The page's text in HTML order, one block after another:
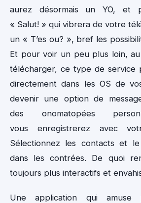
aurez désormais un YO, et
« Salut! » qui vibrera de votre
un « T’es ou? », bref les
Et pour voir un peu plus loin, au
télécharger, ce type de service
directement dans les OS de
devenir une option de
des onomatopées
vous enregistrerez avec
Sélectionnez les contacts et
dans les contrées. De quoi
toujours plus interactifs et
Une application qui amuse